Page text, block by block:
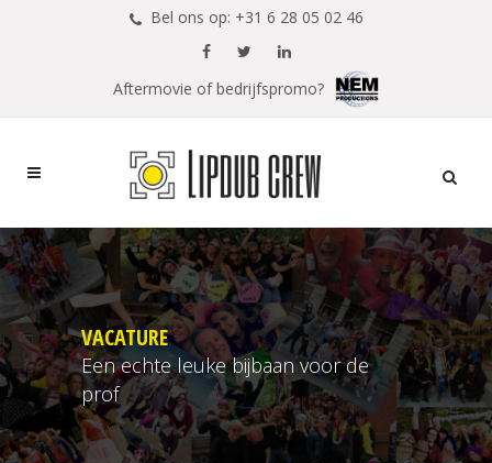
Bel ons op: +31 6 28 05 02 46
Aftermovie of bedrijfspromo?
VACATURE
Een echte leuke bijbaan voor de
prof